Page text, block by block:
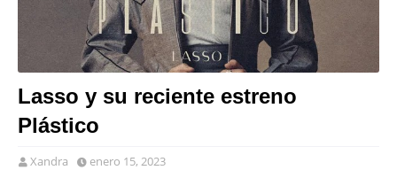
Lasso y su reciente estreno
Plástico
Xandra enero 15, 2023